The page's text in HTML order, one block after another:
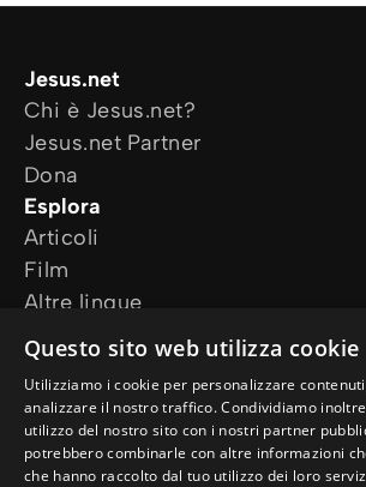
Jesus.net
Chi è Jesus.net?
Jesus.net Partner
Dona
Esplora
Articoli
Film
Altre lingue
I nostri progetti
Altri siti web
Ho bisogno di preghiera
Ho una domanda
Seguici
Questo sito web utilizza cookie
Utilizziamo i cookie per personalizzare
analizzare il nostro traffico. Condividiamo
utilizzo del nostro sito con i nostri partner
potrebbero combinarle con altre informazioni
che hanno raccolto dal tuo utilizzo dei loro